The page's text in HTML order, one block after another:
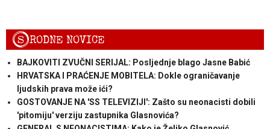
SRODNE NOVICE
BAJKOVITI ZVUČNI SERIJAL: Posljednje blago Jasne Babić
HRVATSKA I PRAĆENJE MOBITELA: Dokle ograničavanje
ljudskih prava može ići?
GOSTOVANJE NA 'SS TELEVIZIJI': Zašto su neonacisti dobili
'pitomiju' verziju zastupnika Glasnovića?